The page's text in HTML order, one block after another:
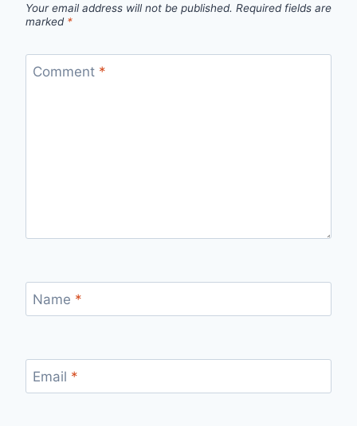
Your email address will not be published. Required fields are
marked *
Comment *
Name *
Email *